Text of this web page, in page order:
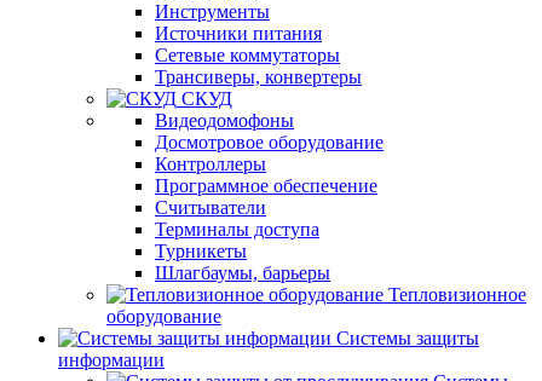
Инструменты
Источники питания
Сетевые коммутаторы
Трансиверы, конвертеры
СКУД
Видеодомофоны
Досмотровое оборудование
Контроллеры
Программное обеспечение
Считыватели
Терминалы доступа
Турникеты
Шлагбаумы, барьеры
Тепловизионное
оборудование
Системы защиты
информации